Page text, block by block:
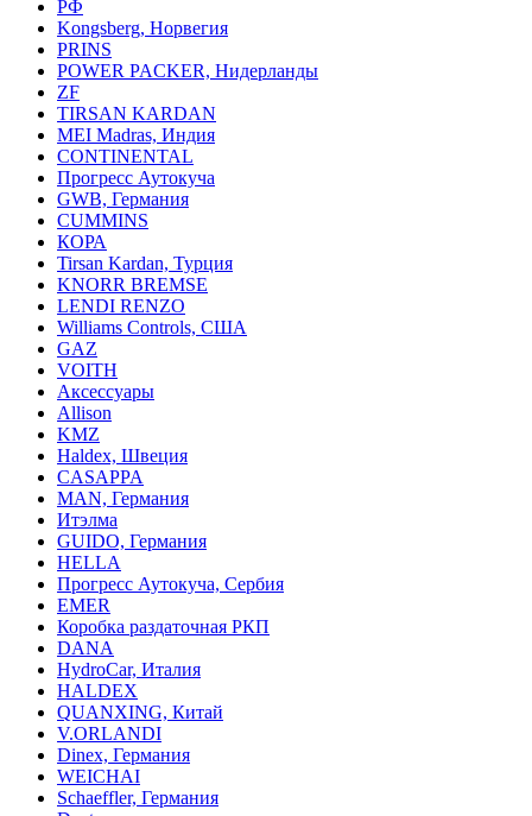
РФ
Kongsberg, Норвегия
PRINS
POWER PACKER, Нидерланды
ZF
TIRSAN KARDAN
MEI Madras, Индия
CONTINENTAL
Прогресс Аутокуча
GWB, Германия
CUMMINS
КОРА
Tirsan Kardan, Турция
KNORR BREMSE
LENDI RENZO
Williams Controls, США
GAZ
VOITH
Аксессуары
Allison
KMZ
Haldex, Швеция
CASAPPA
MAN, Германия
Итэлма
GUIDO, Германия
HELLA
Прогресс Аутокуча, Сербия
EMER
Коробка раздаточная РКП
DANA
HydroCar, Италия
HALDEX
QUANXING, Китай
V.ORLANDI
Dinex, Германия
WEICHAI
Schaeffler, Германия